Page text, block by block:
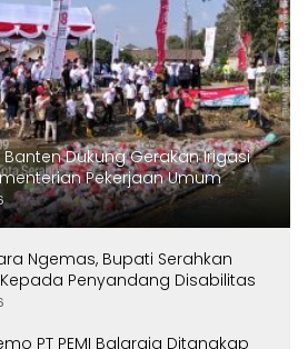
Dukung Gerakan Irigasi
Pekerjaan Umum
Ngemas, Bupati Serahkan
Penyandang Disabilitas
PT PEMI Balaraja Ditangkap